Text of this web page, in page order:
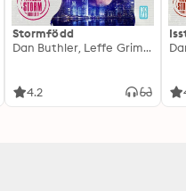
Stormfödd
Dan Buthler, Leffe Grimwalker
4.2